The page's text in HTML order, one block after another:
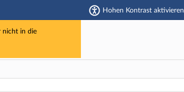
Hohen Kontrast aktivieren
nicht in die
bzw. setzt es wieder fort.